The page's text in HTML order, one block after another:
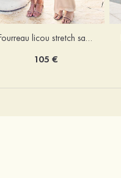
Fourreau licou stretch satin longueur cheville robe de demoiselle d'honneur
105 €